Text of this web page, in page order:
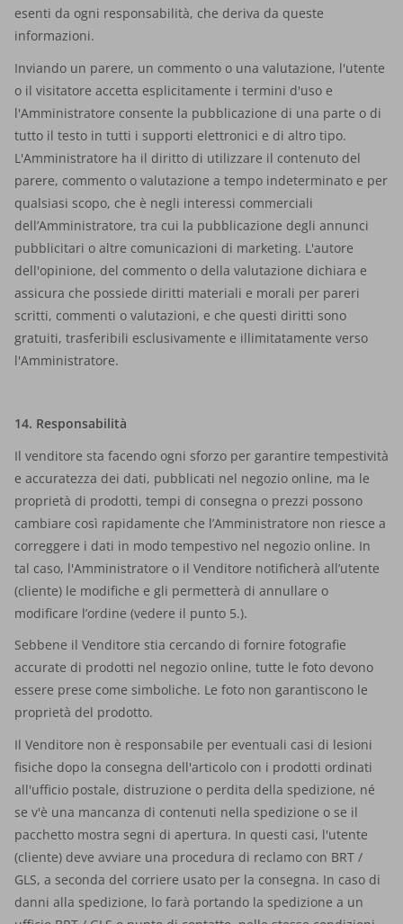
esenti da ogni responsabilità, che deriva da queste
informazioni.
Inviando un parere, un commento o una valutazione, l'utente
o il visitatore accetta esplicitamente i termini d'uso e
l'Amministratore consente la pubblicazione di una parte o di
tutto il testo in tutti i supporti elettronici e di altro tipo.
L'Amministratore ha il diritto di utilizzare il contenuto del
parere, commento o valutazione a tempo indeterminato e per
qualsiasi scopo, che è negli interessi commerciali
dell’Amministratore, tra cui la pubblicazione degli annunci
pubblicitari o altre comunicazioni di marketing. L'autore
dell'opinione, del commento o della valutazione dichiara e
assicura che possiede diritti materiali e morali per pareri
scritti, commenti o valutazioni, e che questi diritti sono
gratuiti, trasferibili esclusivamente e illimitatamente verso
l'Amministratore.
14. Responsabilità
Il venditore sta facendo ogni sforzo per garantire tempestività
e accuratezza dei dati, pubblicati nel negozio online, ma le
proprietà di prodotti, tempi di consegna o prezzi possono
cambiare così rapidamente che l’Amministratore non riesce a
correggere i dati in modo tempestivo nel negozio online. In
tal caso, l'Amministratore o il Venditore notificherà all’utente
(cliente) le modifiche e gli permetterà di annullare o
modificare l’ordine (vedere il punto 5.).
Sebbene il Venditore stia cercando di fornire fotografie
accurate di prodotti nel negozio online, tutte le foto devono
essere prese come simboliche. Le foto non garantiscono le
proprietà del prodotto.
Il Venditore non è responsabile per eventuali casi di lesioni
fisiche dopo la consegna dell'articolo con i prodotti ordinati
all'ufficio postale, distruzione o perdita della spedizione, né
se v'è una mancanza di contenuti nella spedizione o se il
pacchetto mostra segni di apertura. In questi casi, l'utente
(cliente) deve avviare una procedura di reclamo con BRT /
GLS, a seconda del corriere usato per la consegna. In caso di
danni alla spedizione, lo farà portando la spedizione a un